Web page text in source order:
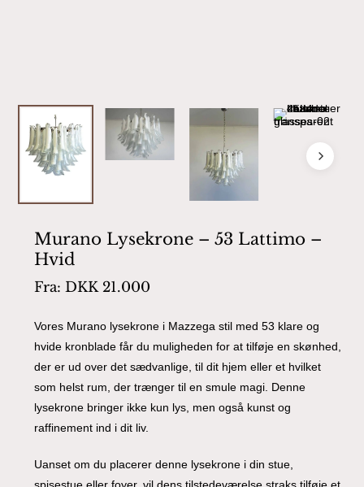
Murano Lysekrone – 53 Lattimo –
Hvid
Fra: DKK21.000
Vores Murano lysekrone i Mazzega stil med 53 klare og
hvide kronblade får du muligheden for at tilføje en skønhed,
der er ud over det sædvanlige, til dit hjem eller et hvilket
som helst rum, der trænger til en smule magi. Denne
lysekrone bringer ikke kun lys, men også kunst og
raffinement ind i dit liv.
Uanset om du placerer denne lysekrone i din stue,